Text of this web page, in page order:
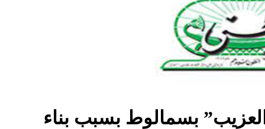
بسمالوط بسبب بناء